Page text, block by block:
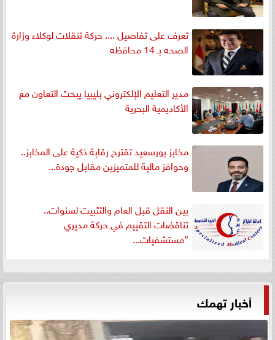
تعرف على تفاصيل .... حركة تنقلات لوكلاء وزارة
الصحه بـ 14 محافظه
مدير التعليم الإلكتروني بليبيا يبحث التعاون مع
الأكاديمية البحرية
مخابز بورسعيد تقترح رقابة ذكية على المخابز..
وحوافز مالية للمتميزين مقابل جودة...
بين النقل قبل العام والتثبيت لسنوات..
تناقضات التقييم في حركة مديري
”مستشفيات...
أخبار تهمك